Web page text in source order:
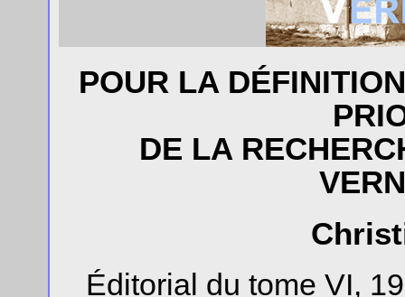
POUR LA
DE LA
Éditorial du tome VI,